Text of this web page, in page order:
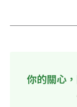
你的關心